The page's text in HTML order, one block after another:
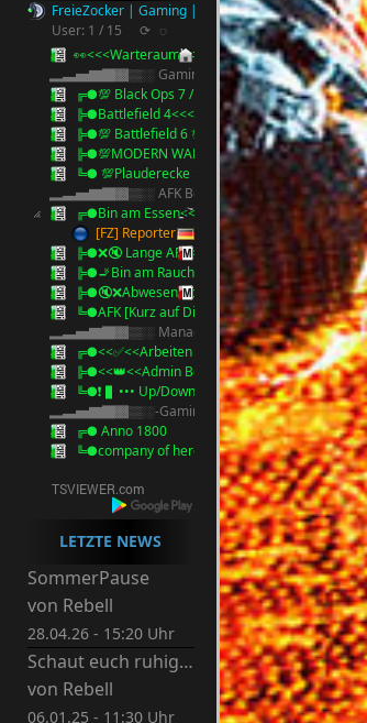
FreieZocker | Gaming | Reserve Ts3
User: 1 / 15
⟳ ◌
👀<<<Warteraum<<<👀
▂▃▅▇█▓▒░ Gaming ░▒▓█▇▅▃▂
╔●💯 Black Ops 7 / 2025 💯<<<
╠●Battlefield 4<<<
╠●💯 Battlefield 6 💯 <<<
╠●💯MODERN WARFARE 4 💯<<<
╚● 💯Plauderecke 💯<<<
▂▃▅▇█▓▒░ AFK Bereich ░▒▓█▇▅▃▂
╔●Bin am Essen<<<
[FZ] Reporter
╠●❌🔇 Lange AFK<<<🔇❌
╠●🚬Bin am Rauchen 5 Minuten🚬<<<
╠●🔇❌Abwesend bitte Anschreiben !!<<<🔇❌
╚●AFK [Kurz auf Discord][Anstupsen]
▂▃▅▇█▓▒░ Management ░▒▓█▇▅▃▂
╔●<<✅<<Arbeiten Homepage / Server>>>✅
╠●<<👑<<Admin Besprechung>>>👑
╚●❗ ▌••• Up/Download Bereich •••▌❗
▂▃▅▇█▓▒░-Gaming-░▒▓█▇▅▃▂
╔● Anno 1800
╚●company of heroes
LETZTE NEWS
SommerPause
von Rebell
28.04.26 - 15:20 Uhr
Schaut euch ruhig um.
von Rebell
06.01.25 - 11:30 Uhr